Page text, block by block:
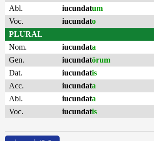
Abl.
iucundatum
Voc.
iucundato
PLURAL
Nom.
iucundata
Gen.
iucundatōrum
Dat.
iucundatis
Acc.
iucundata
Abl.
iucundata
Voc.
iucundatis